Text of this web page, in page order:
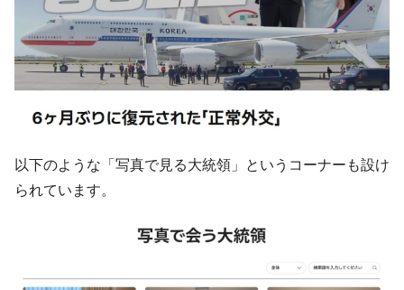
『Money1』
JPモルガン「韓国レバレッジETFの清算は
ほぼ終わった」
『Money1』
韓国『国民年金公団』株価暴落で200兆蒸
『Money1』
韓国政府「ニセＫ-ブランドを通報しようキ
『Money1』
韓国「橋が落ちました」⇒ 耐久性「なさす
ぎ」では。
営業利益80.2％も減少
にぶん殴る法案」提出！⇒ クーパン問題は合衆国企業に対
以下のような「写真で見る大統領」というコーナーも設け
られています。